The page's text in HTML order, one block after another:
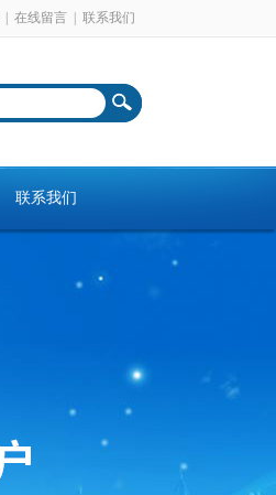
在线留言 联系我们
联系我们